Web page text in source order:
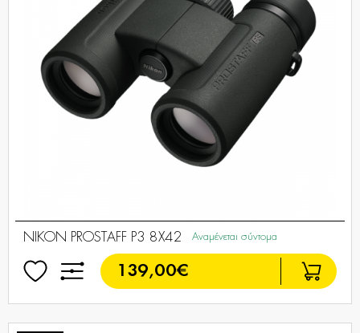
NIKON PROSTAFF P3 8X42 Αναμένεται σύντομα
139,00€